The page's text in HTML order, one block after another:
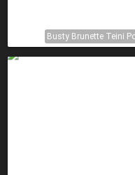
Busty Brunette Teini